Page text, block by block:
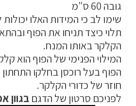
מדיניות פרטיות
התחבר / הרשם
גובה 60 ס"מ
שימו לב כי המידות האלו
תלוי כיצד תניחו את הפוף
הקלקר באותו המנח.
המילוי הפנימי של הפוף הוא
הפוף בעל רוכסן בחלקו
חוזר של כדורי הקלקר.
לפניכם סרטון של הדגם בגוון